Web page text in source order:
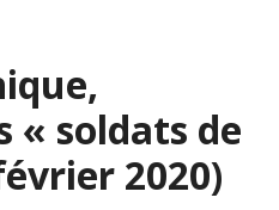
« soldats de
2020)